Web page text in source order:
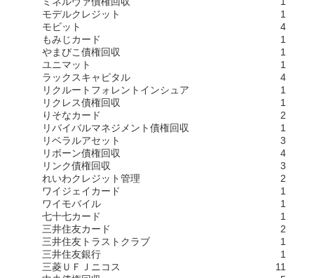
モデルクレジット
1
モビット
4
もみじカード
1
やまびこ債権回収
1
ユニマット
1
ラックスキャピタル
4
リクルートフォレントインシュア
1
リクレス債権回収
1
りそなカード
2
リバイバルマネジメント債権回収
1
リベラルアセット
3
リボーン債権回収
4
リンク債権回収
3
れいわクレジット管理
2
ワイジェイカード
1
ワイモバイル
1
七十七カード
1
三井住友カード
2
三井住友トラストクラブ
1
三井住友銀行
1
三菱ＵＦＪニコス
11